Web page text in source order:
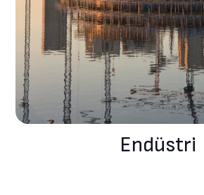
Endüstri